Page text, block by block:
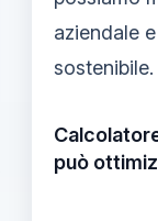
aziendale
sostenibile.
può